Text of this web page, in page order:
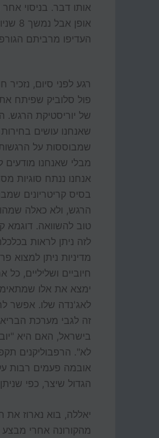
העדיפו מרביתם
רגע לפני סיום, נזכיר
פול סלוביק שפיתח את
של יוריסטיקת הרגש.
שאנחנו עושים
שמבוססות על הרגשות
מבלי שאנחנו מודעים
אנחנו ננתח סוגיות
בסיס קריטריונים
הרגש, ולא כאלה
טוב להשוואה. דוגמא
לזה ניתן לראות
מדיניות ניתן למצוא
חיוביים ושליליים, כל
ימצא את אלו
לאג'נדה שלו. אפשר
זה לגבי מערכת
בישראל, האם היא
לא". הרפבוליקנים
אובמה פעמים רבות על
הגדול שיצר, כפי
יאללה, בוא נארוז את
מהקורונה אחרי